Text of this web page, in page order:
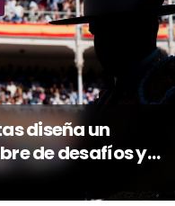
diseña un
de desafíos y
ganadera